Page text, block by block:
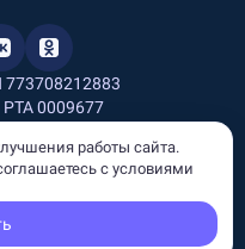
0009677
носит информационный
и публичной офертой.
работы сайта.
с условиями